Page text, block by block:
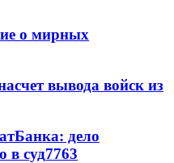
о мирных
вывода войск из
дело
в суд7763